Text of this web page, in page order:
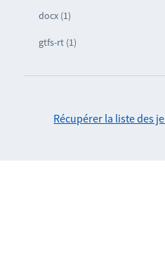
docx (1)
gtfs-rt (1)
Récupérer la liste des